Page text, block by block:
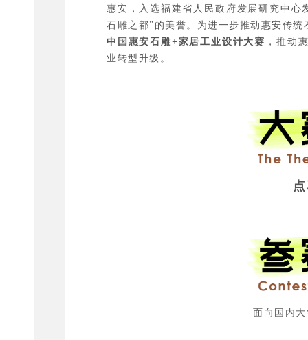
惠安，入选福建省人民政府发展研究中心
石雕之都”的美誉。为进一步推动惠安传统
中国惠安石雕+家居工业设计大赛 ，推动
业转型升级。
面向国内